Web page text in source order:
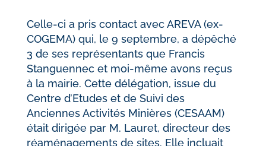
Celle-ci a pris contact avec AREVA (ex-
COGEMA) qui, le 9 septembre, a dépêché
3 de ses représentants que Francis
Stanguennec et moi-même avons reçus
à la mairie. Cette délégation, issue du
Centre d’Etudes et de Suivi des
Anciennes Activités Minières (CESAAM)
était dirigée par M. Lauret, directeur des
réaménagements de sites. Elle incluait